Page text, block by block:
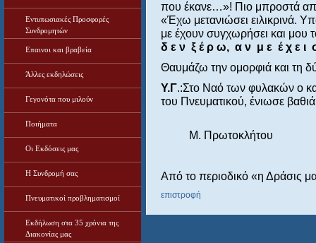
Εντυπωσιακές Προσφορές
Συνδρομητών
Επαινοι και βραβεία
Άλλες εκδηλώσεις
Γεγονότα που μιλούν
Ποιήματα
Οι Εκδόσεις μας
Η Συνδρομή σας
Πνευματικοί προβληματισμοί
Εκδήλωση στα 35 χρόνια της
Διακονίας μας
που έκανε…»! Πιο μπροστά
«Έχω μετανιώσει ειλικρινά.
με έχουν συγχωρήσει και
δ ε ν ξ έ ρ ω, α ν μ ε έ χ ε
Θαυμάζω την ομορφιά και τη
Υ.Γ.:Στο Ναό των φυλακών ο
του Πνευματικού, ένιωσε
Μ. Πρωτοκλήτου
Από το περιοδικό «η Δράσις
επιστροφή